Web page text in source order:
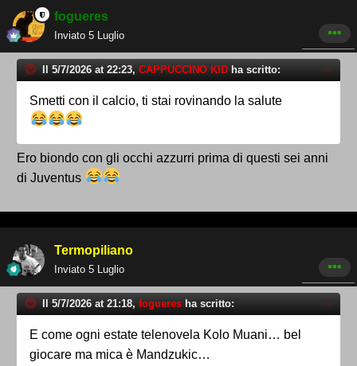
fogueres
Inviato 5 Luglio
Il 5/7/2026 at 22:23, CAPPUCCINO KID ha scritto:
Smetti con il calcio, ti stai rovinando la salute
Ero biondo con gli occhi azzurri prima di questi sei anni
di Juventus
Termopiliano
Inviato 5 Luglio
Il 5/7/2026 at 21:18, fogueres ha scritto:
E come ogni estate telenovela Kolo Muani… bel
giocare ma mica è Mandzukic…